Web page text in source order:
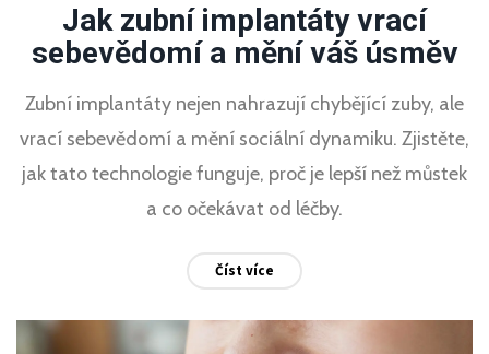
Jak zubní implantáty vrací
sebevědomí a mění váš úsměv
Zubní implantáty nejen nahrazují chybějící zuby, ale
vrací sebevědomí a mění sociální dynamiku. Zjistěte,
jak tato technologie funguje, proč je lepší než můstek
a co očekávat od léčby.
Číst více